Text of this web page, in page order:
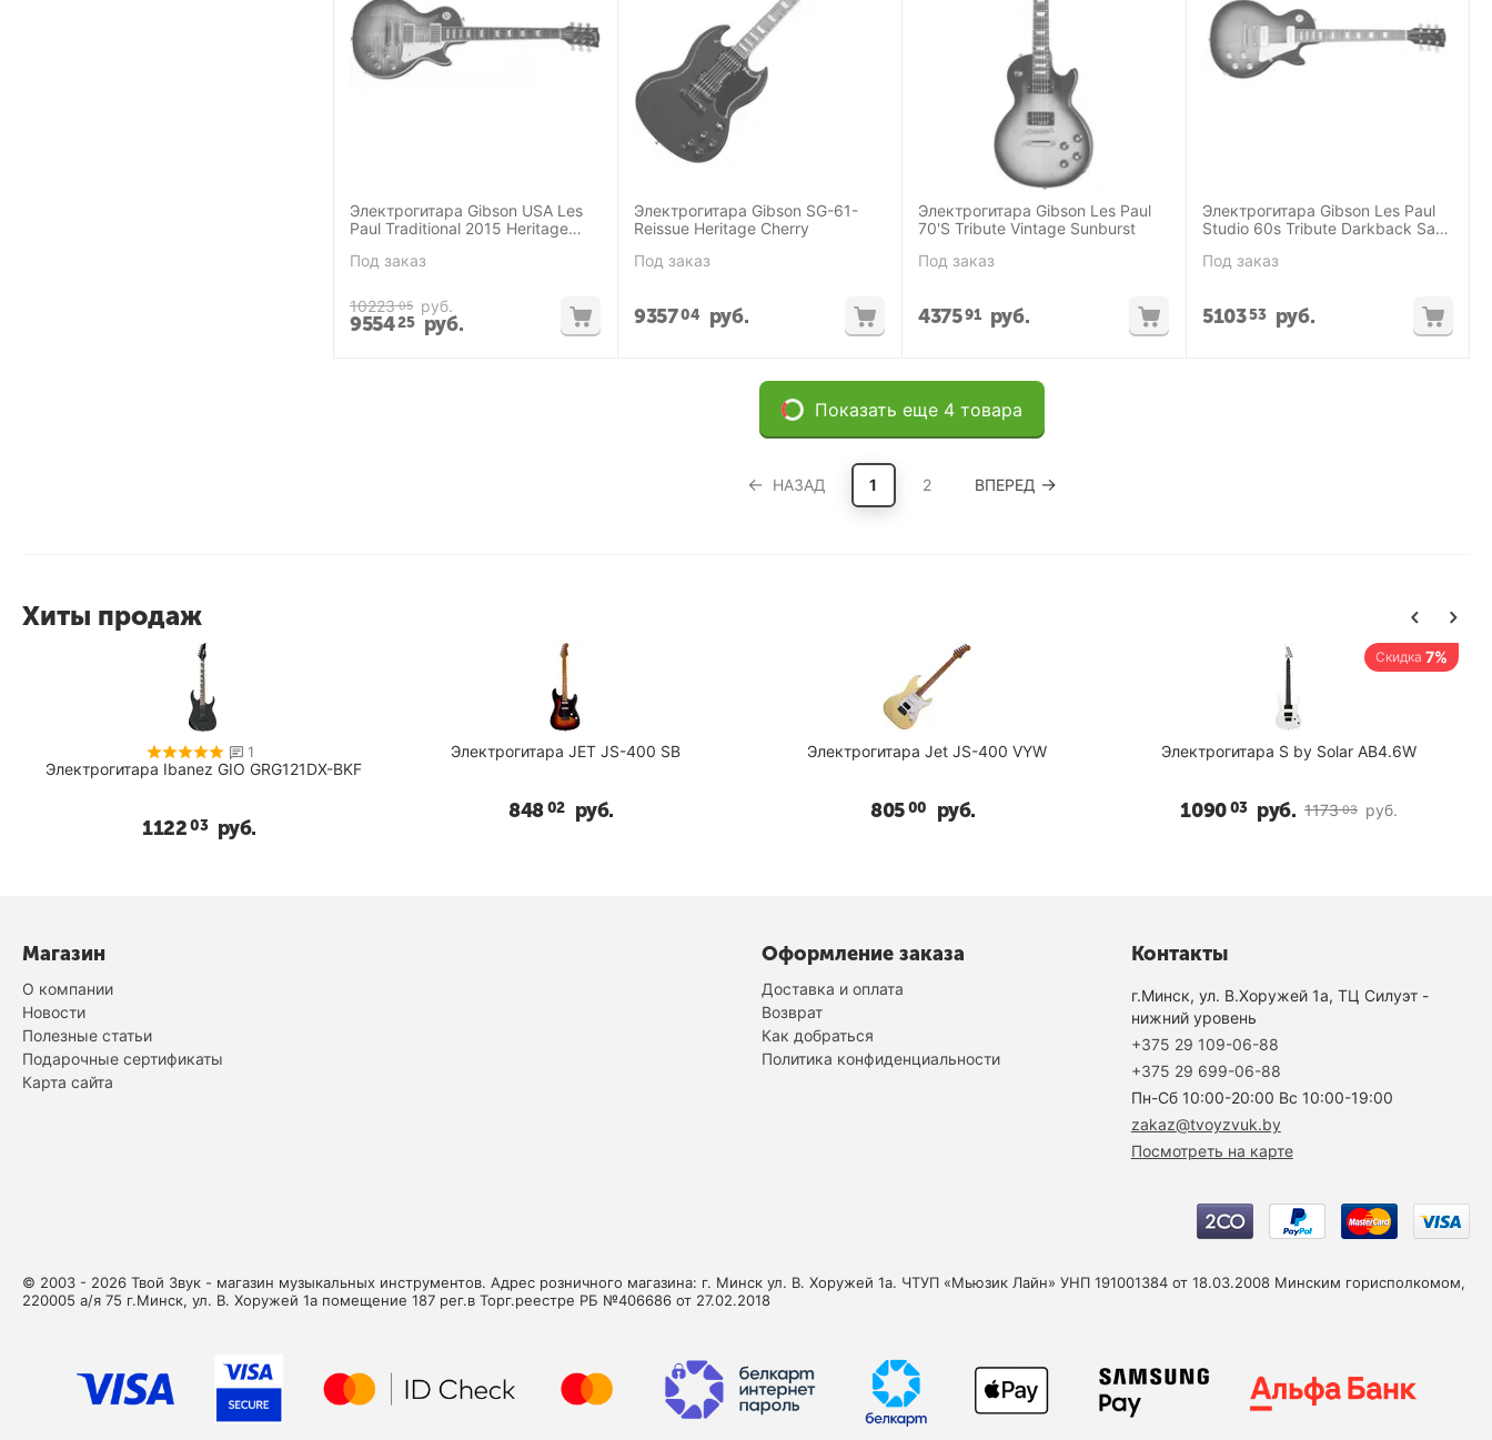
Электрогитара Gibson USA Les
Paul Traditional 2015 Heritage
Под заказ
10223 05 руб.
955425 руб.
Электрогитара Gibson SG-61-
Reissue Heritage Cherry
Под заказ
935704 руб.
Электрогитара Gibson Les Paul
70'S Tribute Vintage Sunburst
Под заказ
437591 руб.
Электрогитара Gibson Les Paul
Studio 60s Tribute Darkback Satin
Под заказ
510353 руб.
Показать еще 4 товара
НАЗАД 1 2 ВПЕРЕД
Хиты продаж
1
Электрогитара Ibanez GIO GRG121DX-BKF
112203 руб.
Электрогитара JET JS-400 SB
84802 руб.
Электрогитара Jet JS-400 VYW
80500 руб.
Скидка 7%
Электрогитара S by Solar AB4.6W
1173 03 руб.
109003 руб.
Магазин
О компании
Новости
Полезные статьи
Подарочные сертификаты
Карта сайта
Оформление заказа
Доставка и оплата
Возврат
Как добраться
Политика конфиденциальности
Контакты
г.Минск, ул. В.Хоружей 1а, ТЦ Силуэт -
нижний уровень
+375 29 109-06-88
+375 29 699-06-88
Пн-Cб 10:00-20:00 Вс 10:00-19:00
zakaz@tvoyzvuk.by
Посмотреть на карте
© 2003 - 2026 Твой Звук - магазин музыкальных инструментов. Адрес розничного магазина: г. Минск ул. В. Хоружей 1а. ЧТУП «Мьюзик Лайн» УНП 191001384 от 18.03.2008 Минским горисполкомом,
220005 а/я 75 г.Минск, ул. В. Хоружей 1а помещение 187 рег.в Торг.реестре РБ №406686 от 27.02.2018